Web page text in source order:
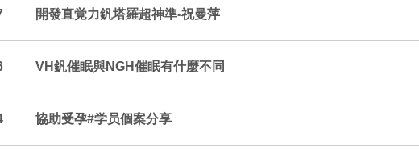
開發直覚力釩塔羅超神準-祝曼萍
VH釩催眠與NGH催眠有什麼不同
協助受孕#学员個案分享